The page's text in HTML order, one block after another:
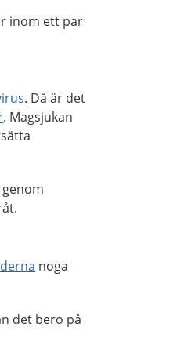
inom ett par
. Då är det
. Magsjukan
noga
det bero på